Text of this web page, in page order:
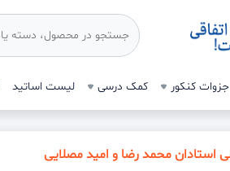
جزوات کنکور کمک درسی لیست اساتید